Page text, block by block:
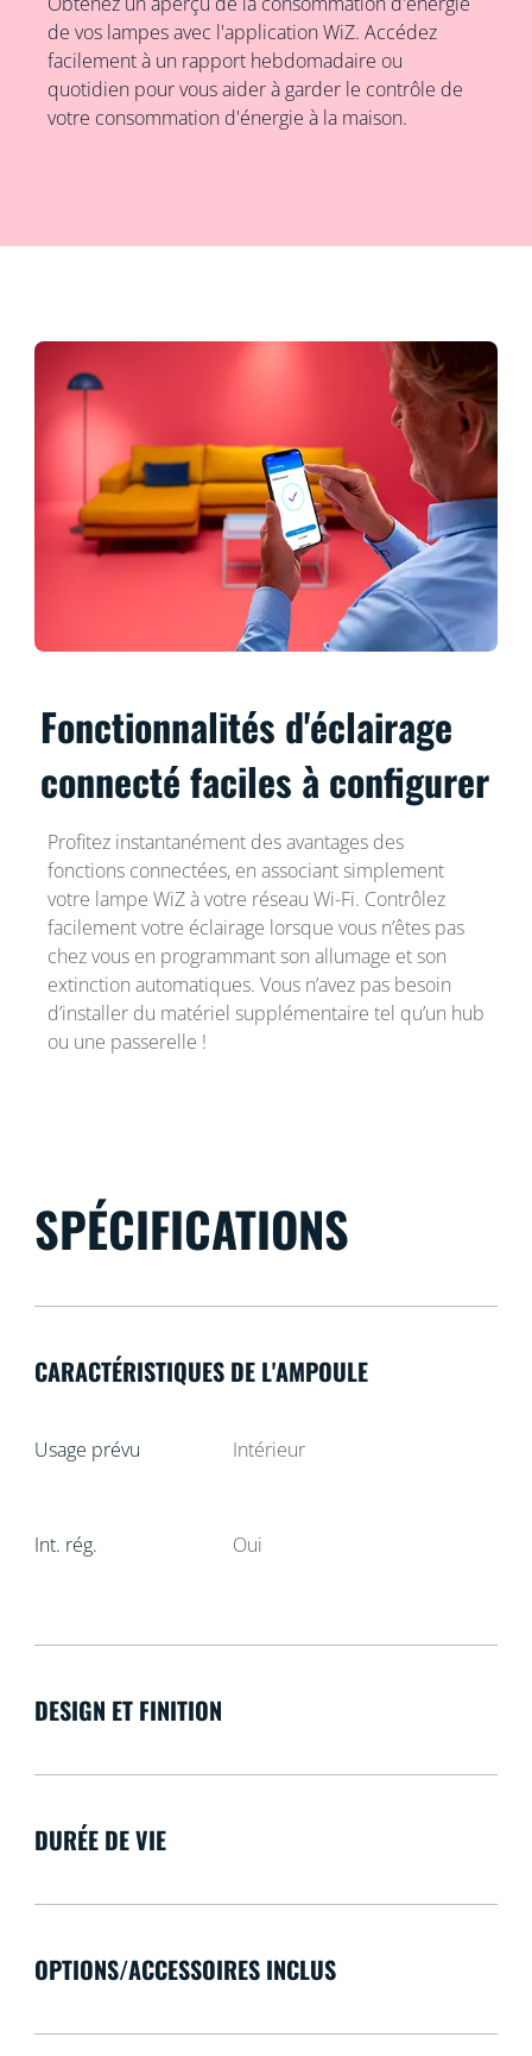
de vos lampes avec l'application WiZ. Accédez
facilement à un rapport hebdomadaire ou
quotidien pour vous aider à garder le contrôle de
votre consommation d'énergie à la maison.
Fonctionnalités d'éclairage
connecté faciles à configurer
Profitez instantanément des avantages des
fonctions connectées, en associant simplement
votre lampe WiZ à votre réseau Wi-Fi. Contrôlez
facilement votre éclairage lorsque vous n’êtes pas
chez vous en programmant son allumage et son
extinction automatiques. Vous n’avez pas besoin
d’installer du matériel supplémentaire tel qu’un hub
ou une passerelle !
SPÉCIFICATIONS
CARACTÉRISTIQUES DE L'AMPOULE
Usage prévu Intérieur
Int. rég. Oui
DESIGN ET FINITION
DURÉE DE VIE
OPTIONS/ACCESSOIRES INCLUS